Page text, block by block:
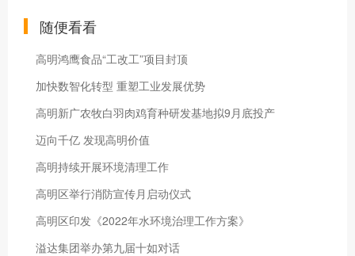
随便看看
高明鸿鹰食品“工改工”项目封顶
加快数智化转型 重塑工业发展优势
高明新广农牧白羽肉鸡育种研发基地拟9月底投产
迈向千亿 发现高明价值
高明持续开展环境清理工作
高明区举行消防宣传月启动仪式
高明区印发《2022年水环境治理工作方案》
溢达集团举办第九届十如对话